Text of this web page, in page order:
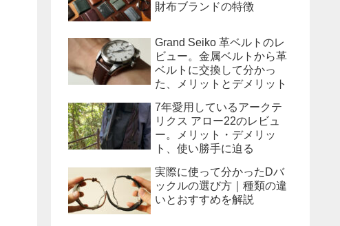
財布ブランドの特徴
Grand Seiko 革ベルトのレ
ビュー。金属ベルトから革
ベルトに交換して分かっ
た、メリットとデメリット
7年愛用しているアークテ
リクス アロー22のレビュ
ー。メリット・デメリッ
ト、使い勝手に迫る
実際に使って分かったDバ
ックルの選び方｜種類の違
いとおすすめを解説